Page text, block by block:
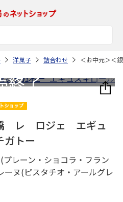
洋菓子 詰合わせ ＜お中元＞＜
橋 レ ロジェ エギュ
ガトー
レーン・ショコラ・フラン
ヌ(ピスタチオ・アールグレ